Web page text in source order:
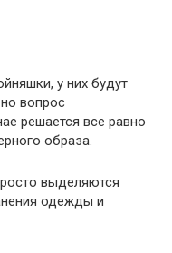
у них будут
вопрос
решается все равно
образа.
выделяются
одежды и